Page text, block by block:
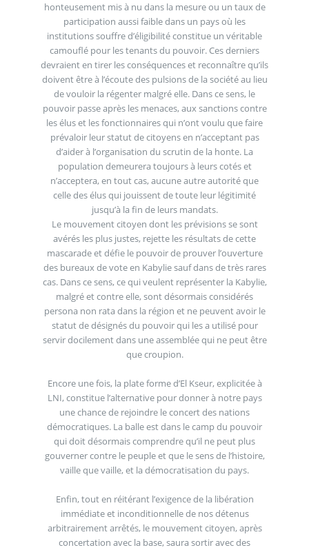
honteusement mis à nu dans la mesure ou un taux de
participation aussi faible dans un pays où les
institutions souffre d’éligibilité constitue un véritable
camouflé pour les tenants du pouvoir. Ces derniers
devraient en tirer les conséquences et reconnaître qu’ils
doivent être à l’écoute des pulsions de la société au lieu
de vouloir la régenter malgré elle. Dans ce sens, le
pouvoir passe après les menaces, aux sanctions contre
les élus et les fonctionnaires qui n’ont voulu que faire
prévaloir leur statut de citoyens en n’acceptant pas
d’aider à l’organisation du scrutin de la honte. La
population demeurera toujours à leurs cotés et
n’acceptera, en tout cas, aucune autre autorité que
celle des élus qui jouissent de toute leur légitimité
jusqu’à la fin de leurs mandats.
Le mouvement citoyen dont les prévisions se sont
avérés les plus justes, rejette les résultats de cette
mascarade et défie le pouvoir de prouver l’ouverture
des bureaux de vote en Kabylie sauf dans de très rares
cas. Dans ce sens, ce qui veulent représenter la Kabylie,
malgré et contre elle, sont désormais considérés
persona non rata dans la région et ne peuvent avoir le
statut de désignés du pouvoir qui les a utilisé pour
servir docilement dans une assemblée qui ne peut être
que croupion.
Encore une fois, la plate forme d’El Kseur, explicitée à
LNI, constitue l’alternative pour donner à notre pays
une chance de rejoindre le concert des nations
démocratiques. La balle est dans le camp du pouvoir
qui doit désormais comprendre qu’il ne peut plus
gouverner contre le peuple et que le sens de l’histoire,
vaille que vaille, et la démocratisation du pays.
Enfin, tout en réitérant l’exigence de la libération
immédiate et inconditionnelle de nos détenus
arbitrairement arrêtés, le mouvement citoyen, après
concertation avec la base, saura sortir avec des